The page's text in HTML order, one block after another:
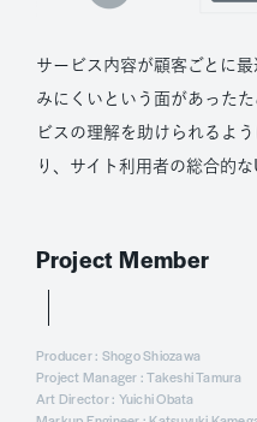
サービス内容が顧客ごとに
みにくいという面があった
ビスの理解を助けられるよ
り、サイト利用者の総合的
Project Member
Producer : Shogo Shiozawa
Project Manager : Takeshi Tamura
Art Director : Yuichi Obata